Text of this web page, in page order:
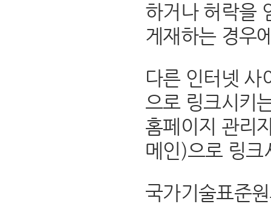
하거나 허락을
게재하는 경우
다른 인터넷 사
으로 링크시키
홈페이지 관리
메인)으로 링크
국가기술표준